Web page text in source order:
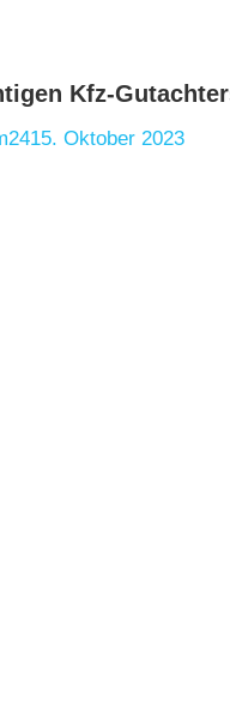
Kfz-
15. Oktober 2023